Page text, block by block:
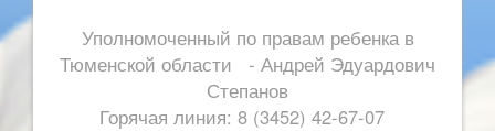
Уполномоченный по правам ребенка в
Тюменской области - Андрей Эдуардович
Степанов
Горячая линия: 8 (3452) 42-67-07